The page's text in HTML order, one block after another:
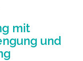
mit
und